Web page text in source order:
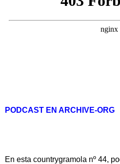
PODCAST EN ARCHIVE-ORG
En esta countrygramola nº 44,